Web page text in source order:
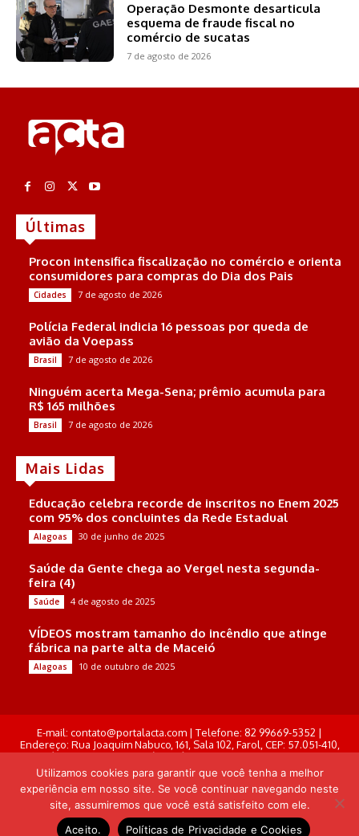
Operação Desmonte desarticula
esquema de fraude fiscal no
comércio de sucatas
7 de agosto de 2026
Últimas
Procon intensifica fiscalização no comércio e orienta
consumidores para compras do Dia dos Pais
Cidades 7 de agosto de 2026
Polícia Federal indicia 16 pessoas por queda de
avião da Voepass
Brasil 7 de agosto de 2026
Ninguém acerta Mega-Sena; prêmio acumula para
R$ 165 milhões
Brasil 7 de agosto de 2026
Mais Lidas
Educação celebra recorde de inscritos no Enem 2025
com 95% dos concluintes da Rede Estadual
Alagoas 30 de junho de 2025
Saúde da Gente chega ao Vergel nesta segunda-
feira (4)
Saúde 4 de agosto de 2025
VÍDEOS mostram tamanho do incêndio que atinge
fábrica na parte alta de Maceió
Alagoas 10 de outubro de 2025
E-mail: contato@portalacta.com | Telefone: 82 99669-5352 |
Endereço: Rua Joaquim Nabuco, 161, Sala 102, Farol, CEP: 57.051-410,
Maceió, Alagoas . Responsável Técnico: Derek Gustavo de Morais
Pereira
© Portal Acta - 2025-2026.
Desenvolvido por: Arthur Almeida
Utilizamos cookies para garantir que você tenha a melhor
experiência em nosso site. Se você continuar navegando neste
site, assumiremos que você está satisfeito com ele.
Aceito.
Políticas de Privacidade e Cookies